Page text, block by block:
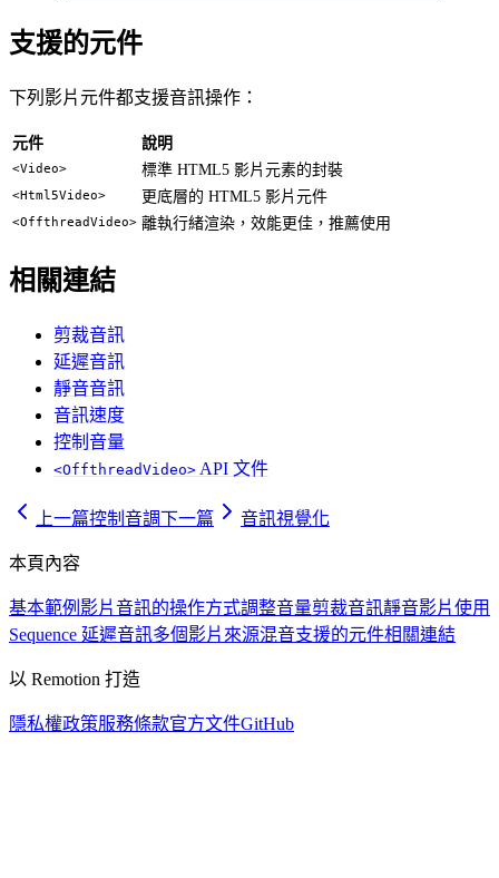
支援的元件
下列影片元件都支援音訊操作：
元件 說明
<Video> 標準 HTML5 影片元素的封裝
<Html5Video> 更底層的 HTML5 影片元件
<OffthreadVideo> 離執行緒渲染，效能更佳，推薦使用
相關連結
剪裁音訊
延遲音訊
靜音音訊
音訊速度
控制音量
<OffthreadVideo> API 文件
上一篇控制音調下一篇 音訊視覺化
本頁內容
基本範例 影片音訊的操作方式調整音量剪裁音訊靜音影片使用
Sequence 延遲音訊多個影片來源混音支援的元件相關連結
以 Remotion 打造
隱私權政策服務條款官方文件GitHub